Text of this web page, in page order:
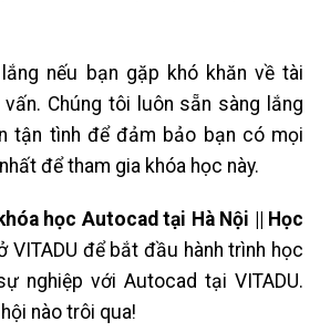
nếu bạn gặp khó khăn về tài
Chúng tôi luôn sẵn sàng lắng
tận tình để đảm bảo bạn có mọi
để tham gia khóa học này.
khóa học Autocad tại Hà Nội || Học
VITADU để bắt đầu hành trình học
nghiệp với Autocad tại VITADU.
nào trôi qua!